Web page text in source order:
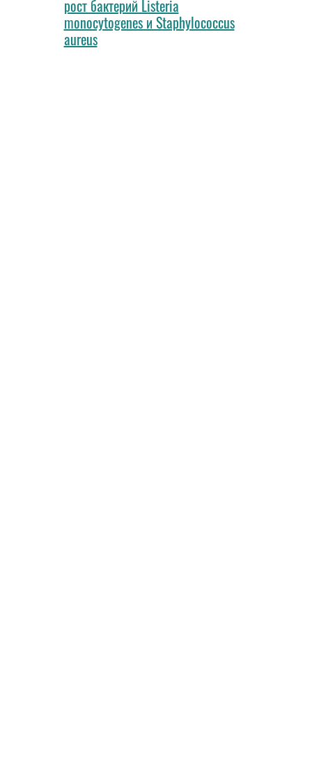
рост бактерий Listeria
monocytogenes и Staphylococcus
aureus